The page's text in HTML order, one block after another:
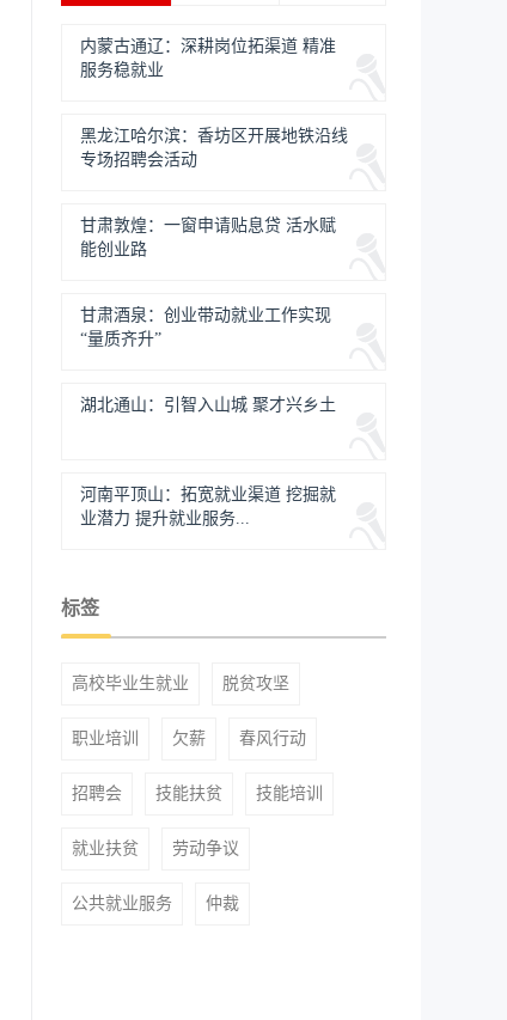
内蒙古通辽：深耕岗位拓渠道 精准
服务稳就业
黑龙江哈尔滨：香坊区开展地铁沿线
专场招聘会活动
甘肃敦煌：一窗申请贴息贷 活水赋
能创业路
甘肃酒泉：创业带动就业工作实现
“量质齐升”
湖北通山：引智入山城 聚才兴乡土
河南平顶山：拓宽就业渠道 挖掘就
业潜力 提升就业服务...
标签
高校毕业生就业 脱贫攻坚
职业培训 欠薪 春风行动
招聘会 技能扶贫 技能培训
就业扶贫 劳动争议
公共就业服务 仲裁